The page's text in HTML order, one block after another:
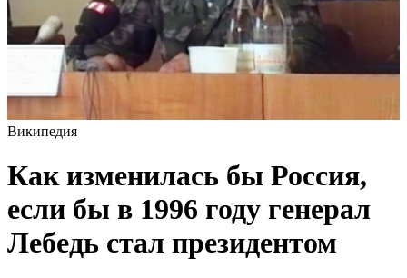
Википедия
Как изменилась бы Россия,
если бы в 1996 году генерал
Лебедь стал президентом